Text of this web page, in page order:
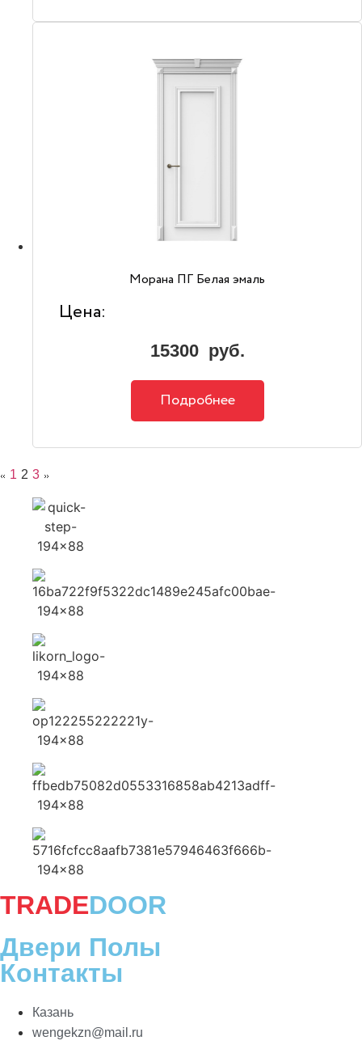
Морана ПГ Белая эмаль
Цена:
15300 руб.
Подробнее
1 2 3
TRADEDOOR
Двери Полы
Контакты
Казань
wengekzn@mail.ru